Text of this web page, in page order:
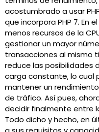
acostumbrado a usar
que incorpora PHP 7. En
menos recursos de la
gestionar un mayor
transacciones al mismo
reduce las posibilidades
carga constante, lo cual
mantener un
de tráfico. Así pues,
decidir finalmente entre
Todo dicho y hecho, en